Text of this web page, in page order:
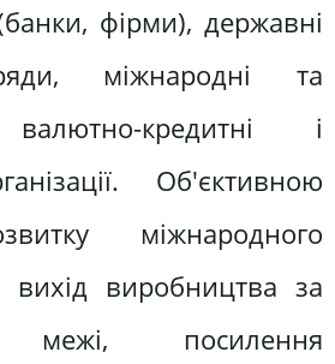
фірми), державні
міжнародні та
валютно-кредитні і
Об'єктивною
міжнародного
вихід виробництва за
межі, посилення